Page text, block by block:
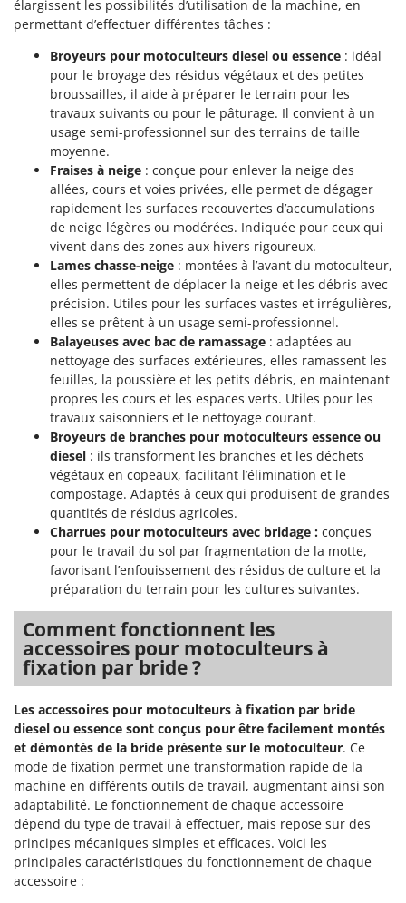
élargissent les possibilités d’utilisation de la machine, en
permettant d’effectuer différentes tâches :
Broyeurs pour motoculteurs diesel ou essence : idéal
pour le broyage des résidus végétaux et des petites
broussailles, il aide à préparer le terrain pour les
travaux suivants ou pour le pâturage. Il convient à un
usage semi-professionnel sur des terrains de taille
moyenne.
Fraises à neige : conçue pour enlever la neige des
allées, cours et voies privées, elle permet de dégager
rapidement les surfaces recouvertes d’accumulations
de neige légères ou modérées. Indiquée pour ceux qui
vivent dans des zones aux hivers rigoureux.
Lames chasse-neige : montées à l’avant du motoculteur,
elles permettent de déplacer la neige et les débris avec
précision. Utiles pour les surfaces vastes et irrégulières,
elles se prêtent à un usage semi-professionnel.
Balayeuses avec bac de ramassage : adaptées au
nettoyage des surfaces extérieures, elles ramassent les
feuilles, la poussière et les petits débris, en maintenant
propres les cours et les espaces verts. Utiles pour les
travaux saisonniers et le nettoyage courant.
Broyeurs de branches pour motoculteurs essence ou
diesel : ils transforment les branches et les déchets
végétaux en copeaux, facilitant l’élimination et le
compostage. Adaptés à ceux qui produisent de grandes
quantités de résidus agricoles.
Charrues pour motoculteurs avec bridage : conçues
pour le travail du sol par fragmentation de la motte,
favorisant l’enfouissement des résidus de culture et la
préparation du terrain pour les cultures suivantes.
Comment fonctionnent les
accessoires pour motoculteurs à
fixation par bride ?
Les accessoires pour motoculteurs à fixation par bride
diesel ou essence sont conçus pour être facilement montés
et démontés de la bride présente sur le motoculteur. Ce
mode de fixation permet une transformation rapide de la
machine en différents outils de travail, augmentant ainsi son
adaptabilité. Le fonctionnement de chaque accessoire
dépend du type de travail à effectuer, mais repose sur des
principes mécaniques simples et efficaces. Voici les
principales caractéristiques du fonctionnement de chaque
accessoire :